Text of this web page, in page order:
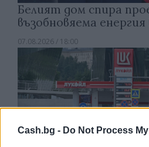
Cash.bg - Do Not Process
Белият дом спира
възобновяема
07.08.2026 / 18:00